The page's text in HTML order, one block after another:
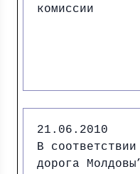
21.06.2010
В
дорога